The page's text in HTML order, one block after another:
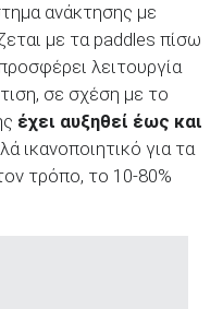
ανάκτησης με
με τα paddles πίσω
λειτουργία
σε σχέση με το
έχει αυξηθεί έως και
ικανοποιητικό για τα
τρόπο, το 10-80%